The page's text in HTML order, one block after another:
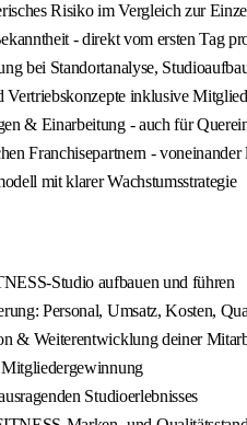
Risiko im Vergleich zur
- direkt vom ersten Tag
bei Standortanalyse,
Vertriebskonzepte inklusive
& Einarbeitung - auch für
Franchisepartnern - voneinander
mit klarer Wachstumsstrategie
Studio aufbauen und führen
Personal, Umsatz, Kosten,
& Weiterentwicklung deiner
Studioerlebnisses